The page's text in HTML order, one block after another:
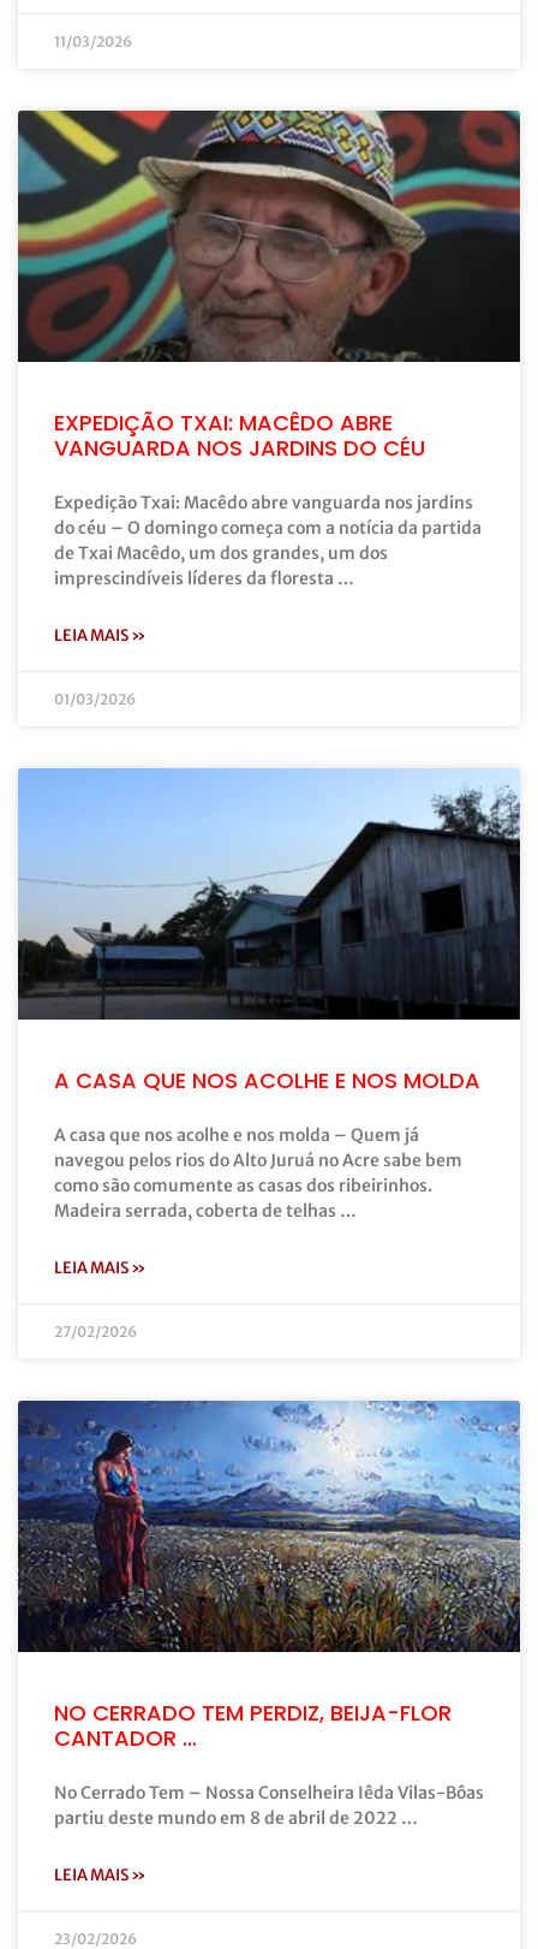
11/03/2026
EXPEDIÇÃO TXAI: MACÊDO ABRE
VANGUARDA NOS JARDINS DO CÉU
Expedição Txai: Macêdo abre vanguarda nos jardins
do céu – O domingo começa com a notícia da partida
de Txai Macêdo, um dos grandes, um dos
imprescindíveis líderes da floresta …
LEIA MAIS »
01/03/2026
A CASA QUE NOS ACOLHE E NOS MOLDA
A casa que nos acolhe e nos molda – Quem já
navegou pelos rios do Alto Juruá no Acre sabe bem
como são comumente as casas dos ribeirinhos.
Madeira serrada, coberta de telhas …
LEIA MAIS »
27/02/2026
NO CERRADO TEM PERDIZ, BEIJA-FLOR
CANTADOR …
No Cerrado Tem – Nossa Conselheira Iêda Vilas-Bôas
partiu deste mundo em 8 de abril de 2022 …
LEIA MAIS »
23/02/2026